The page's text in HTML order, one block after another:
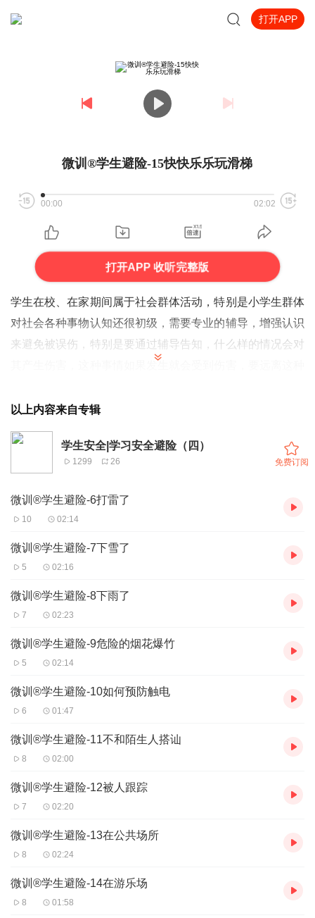
打开APP
微训®学生避险-15快快乐乐玩滑梯
00:00 02:02
打开APP 收听完整版
学生在校、在家期间属于社会群体活动，特别是小学生群体
对社会各种事物认知还很初级，需要专业的辅导，增强认识
来避免被误伤，特别是要通过辅导告知，什么样的情况会对
操作，来快速逃离危险。
以上内容来自专辑
学生安全|学习安全避险（四）
1299 26 免费订阅
微训®学生避险-6打雷了
10 02:14
微训®学生避险-7下雪了
5 02:16
微训®学生避险-8下雨了
7 02:23
微训®学生避险-9危险的烟花爆竹
5 02:14
微训®学生避险-10如何预防触电
6 01:47
微训®学生避险-11不和陌生人搭讪
8 02:00
微训®学生避险-12被人跟踪
7 02:20
微训®学生避险-13在公共场所
8 02:24
微训®学生避险-14在游乐场
8 01:58